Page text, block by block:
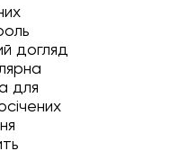
догляд
для